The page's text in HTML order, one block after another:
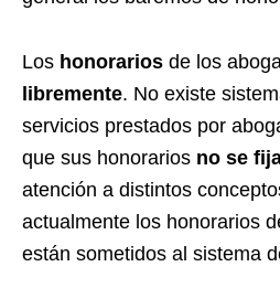
Los honorarios de los
libremente. No existe
servicios prestados por
que sus honorarios no se
atención a distintos
actualmente los honorarios
están sometidos al sistema